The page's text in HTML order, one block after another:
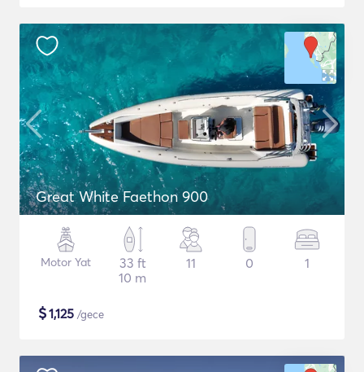
Great White Faethon 900
Motor Yat
33 ft
10 m
11 0 1
$1,125 /gece